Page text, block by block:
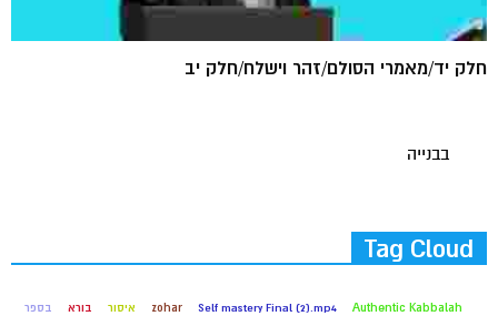
חלק יד/מאמרי הסולם/זהר וישלח/חלק יב
בבנייה
Tag Cloud
Authentic Kabbalah
Self mastery Final (2).mp4
zohar איסור בורא בספר